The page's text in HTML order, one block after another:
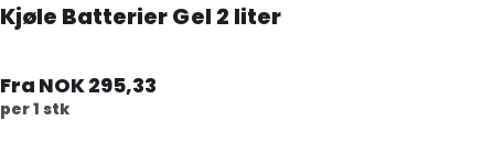
Kjøle Batterier Gel 2 liter
Fra NOK 295,33
per 1 stk